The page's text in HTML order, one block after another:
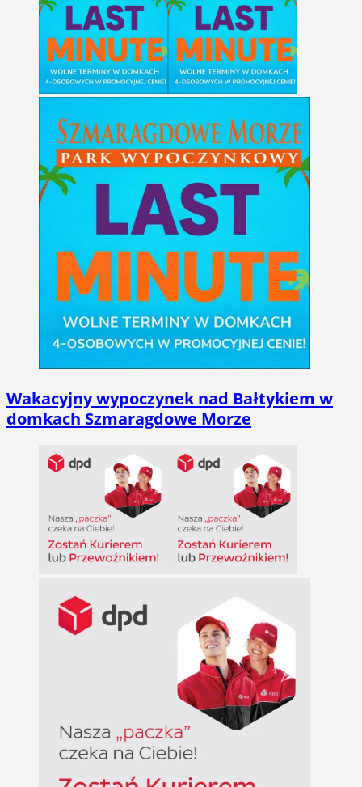
Wakacyjny wypoczynek nad Bałtykiem w
domkach Szmaragdowe Morze